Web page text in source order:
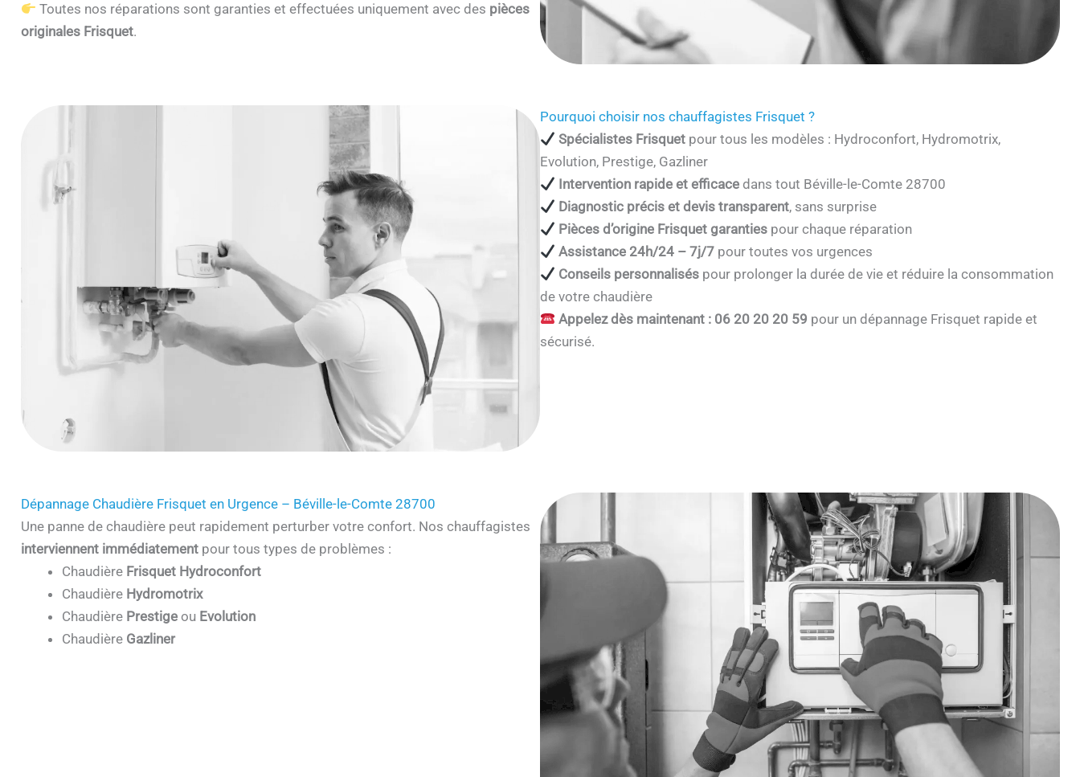
Toutes nos réparations sont garanties et effectuées uniquement avec des pièces
originales Frisquet.
Pourquoi choisir nos chauffagistes Frisquet ?
Spécialistes Frisquet pour tous les modèles : Hydroconfort, Hydromotrix,
Evolution, Prestige, Gazliner
Intervention rapide et efficace dans tout Béville-le-Comte 28700
Diagnostic précis et devis transparent, sans surprise
Pièces d’origine Frisquet garanties pour chaque réparation
Assistance 24h/24 – 7j/7 pour toutes vos urgences
Conseils personnalisés pour prolonger la durée de vie et réduire la consommation
de votre chaudière
Appelez dès maintenant : 06 20 20 20 59 pour un dépannage Frisquet rapide et
sécurisé.
Dépannage Chaudière Frisquet en Urgence – Béville-le-Comte 28700
Une panne de chaudière peut rapidement perturber votre confort. Nos chauffagistes
interviennent immédiatementpour tous types de problèmes :
Chaudière Frisquet Hydroconfort
Chaudière Hydromotrix
Chaudière Prestigeou Evolution
Chaudière Gazliner